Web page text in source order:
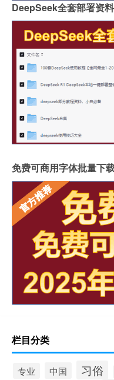
DeepSeek全套部署资
免费可商用字体批量下
栏目分类
专业 中国 习俗